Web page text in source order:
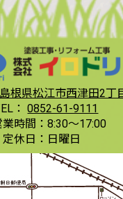
島根県松江市西津田2丁
： 0852-61-9111
業時間： 8:30〜17:00
定休日： 日曜日